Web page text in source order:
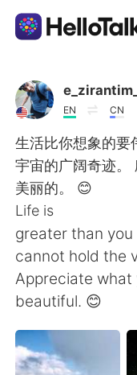
Language
AI Grammar
English
简体中文
Español
日本語
EN CN
生活比你想象的要
宇宙的广阔奇迹。
美丽的。 😊
Life is
greater than
cannot hold the
Appreciate what
beautiful. 😊